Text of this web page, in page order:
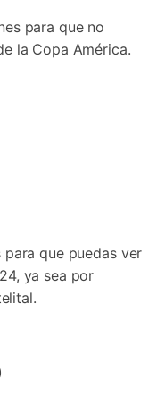
para que no
la Copa América.
que puedas ver
ya sea por